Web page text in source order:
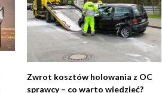
Zwrot kosztów holowania z OC
sprawcy – co warto wiedzieć?